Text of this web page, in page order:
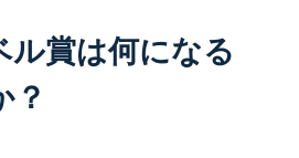
ル賞は何になる
？